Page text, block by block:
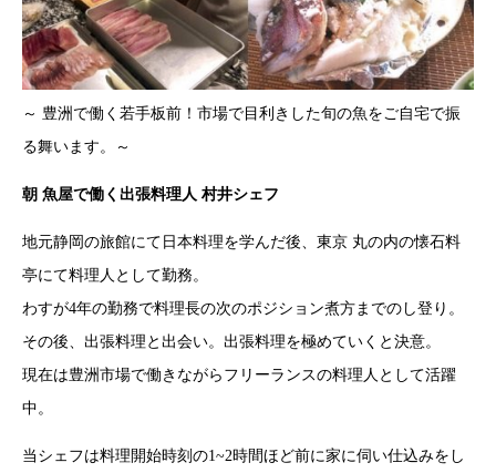
～ 豊洲で働く若手板前！市場で目利きした旬の魚をご自宅で振
る舞います。～
朝 魚屋で働く出張料理人 村井シェフ
地元静岡の旅館にて日本料理を学んだ後、東京 丸の内の懐石料
亭にて料理人として勤務。
わすが4年の勤務で料理長の次のポジション煮方までのし登り。
その後、出張料理と出会い。出張料理を極めていくと決意。
現在は豊洲市場で働きながらフリーランスの料理人として活躍
中。
当シェフは料理開始時刻の1~2時間ほど前に家に伺い仕込みをし